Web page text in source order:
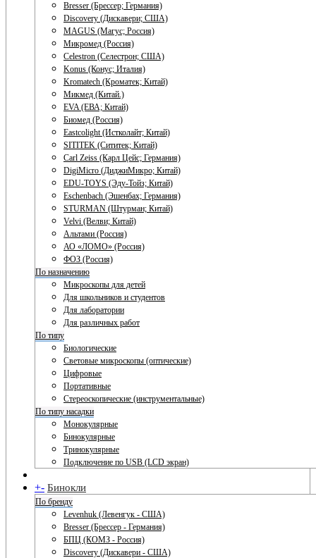
Bresser (Брессер; Германия)
Discovery (Дискавери; США)
MAGUS (Магус; Россия)
Микромед (Россия)
Celestron (Селестрон; США)
Konus (Конус; Италия)
Kromatech (Кроматек; Китай)
Микмед (Китай.)
EVA (ЕВА; Китай)
Биомед (Россия)
Eastcolight (Истколайт; Китай)
SITITEK (Сититек; Китай)
Carl Zeiss (Карл Цейс; Германия)
DigiMicro (ДиджиМикро; Китай)
EDU-TOYS (Эду-Тойз; Китай)
Eschenbach (Эшенбах; Германия)
STURMAN (Штурман; Китай)
Velvi (Велви; Китай)
Альтами (Россия)
АО «ЛОМО» (Россия)
ФОЗ (Россия)
По назначению
Микроскопы для детей
Для школьников и студентов
Для лаборатории
Для различных работ
По типу
Биологические
Световые микроскопы (оптические)
Цифровые
Портативные
Стереоскопические (инструментальные)
По типу насадки
Монокулярные
Бинокулярные
Тринокулярные
Подключение по USB (LCD экран)
+- Бинокли
По бренду
Levenhuk (Левенгук - США)
Bresser (Брессер - Германия)
БПЦ (КОМЗ - Россия)
Discovery (Дискавери - США)